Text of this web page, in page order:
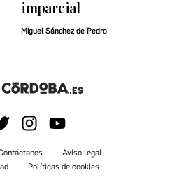
imparcial
Miguel Sánchez de Pedro
Aviso legal
Políticas de cookies